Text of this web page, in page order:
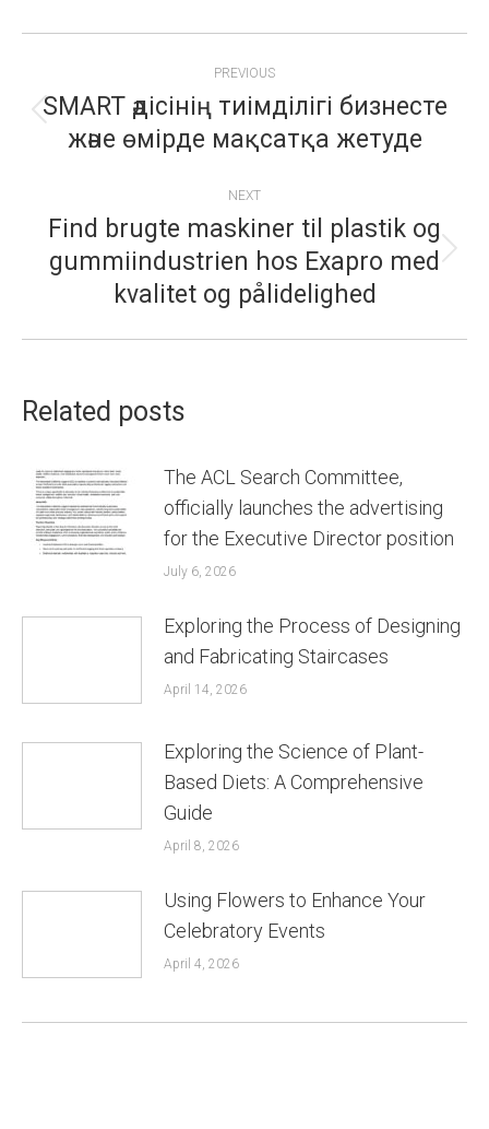
NAVIGATION
PREVIOUS
Previous
post:
SMART әдісінің тиімділігі бизнесте
және өмірде мақсатқа жетуде
NEXT
Next
post:
Find brugte maskiner til plastik og
gummiindustrien hos Exapro med
kvalitet og pålidelighed
Related posts
The ACL Search Committee,
officially launches the advertising
for the Executive Director position
July 6, 2026
Exploring the Process of Designing
and Fabricating Staircases
April 14, 2026
Exploring the Science of Plant-
Based Diets: A Comprehensive
Guide
April 8, 2026
Using Flowers to Enhance Your
Celebratory Events
April 4, 2026